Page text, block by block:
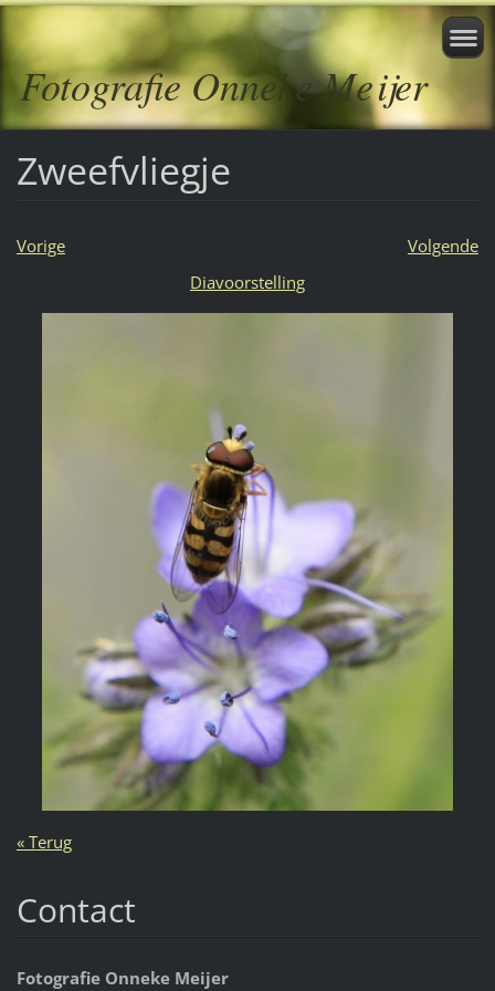
Fotografie Onneke Meijer
Zweefvliegje
Vorige
Volgende
Diavoorstelling
« Terug
Contact
Fotografie Onneke Meijer